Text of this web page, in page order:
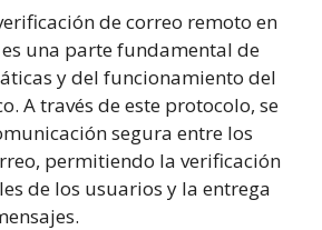
de correo remoto en
una parte fundamental de
y del funcionamiento del
A través de este protocolo, se
segura entre los
permitiendo la verificación
de los usuarios y la entrega